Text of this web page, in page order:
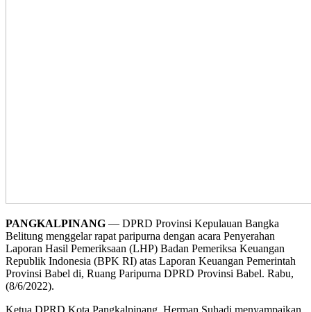
PANGKALPINANG — DPRD Provinsi Kepulauan Bangka
Belitung menggelar rapat paripurna dengan acara Penyerahan
Laporan Hasil Pemeriksaan (LHP) Badan Pemeriksa Keuangan
Republik Indonesia (BPK RI) atas Laporan Keuangan Pemerintah
Provinsi Babel di, Ruang Paripurna DPRD Provinsi Babel. Rabu,
(8/6/2022).
Ketua DPRD Kota Pangkalpinang, Herman Suhadi menyampaikan,